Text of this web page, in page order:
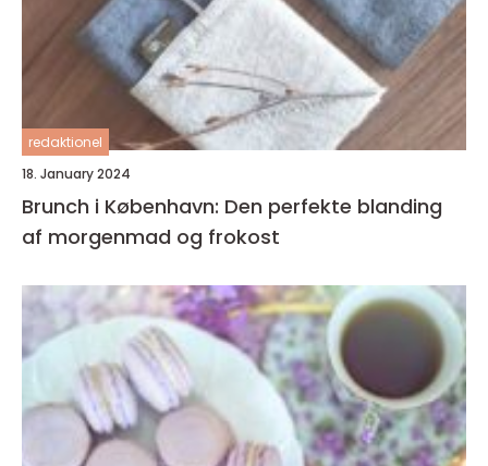
redaktionel
18. January 2024
Brunch i København: Den perfekte blanding
af morgenmad og frokost